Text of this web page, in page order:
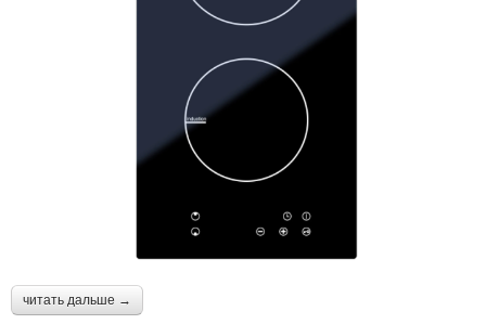
читать дальше →